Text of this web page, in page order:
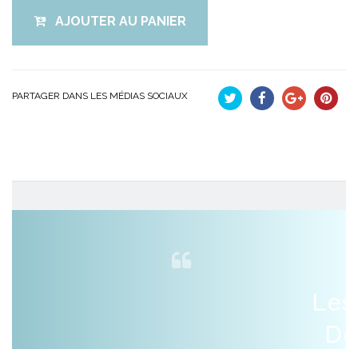
AJOUTER AU PANIER
PARTAGER DANS LES MÉDIAS SOCIAUX